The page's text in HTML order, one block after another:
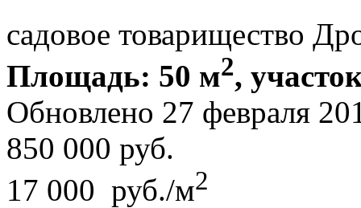
садовое товарищество
Площадь: 50 м2,
Обновлено 27 февраля
850 000 руб.
17 000 руб./м2